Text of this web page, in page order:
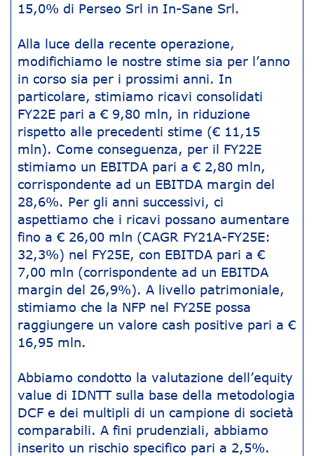
15,0% di Perseo Srl in In-Sane Srl.
Alla luce della recente operazione,
modifichiamo le nostre stime sia per l’anno
in corso sia per i prossimi anni. In
particolare, stimiamo ricavi consolidati
FY22E pari a € 9,80 mln, in riduzione
rispetto alle precedenti stime (€ 11,15
mln). Come conseguenza, per il FY22E
stimiamo un EBITDA pari a € 2,80 mln,
corrispondente ad un EBITDA margin del
28,6%. Per gli anni successivi, ci
aspettiamo che i ricavi possano aumentare
fino a € 26,00 mln (CAGR FY21A-FY25E:
32,3%) nel FY25E, con EBITDA pari a €
7,00 mln (corrispondente ad un EBITDA
margin del 26,9%). A livello patrimoniale,
stimiamo che la NFP nel FY25E possa
raggiungere un valore cash positive pari a €
16,95 mln.
Abbiamo condotto la valutazione dell’equity
value di IDNTT sulla base della metodologia
DCF e dei multipli di un campione di società
comparabili. A fini prudenziali, abbiamo
inserito un rischio specifico pari a 2,5%.